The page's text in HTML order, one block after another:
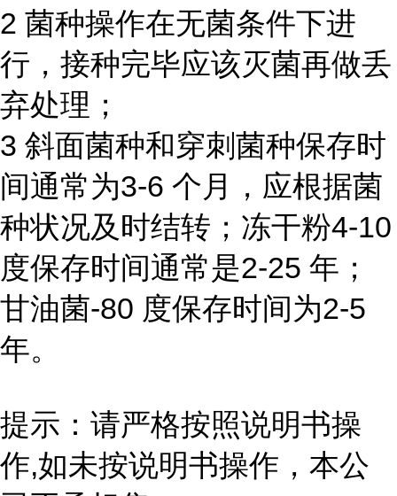
2 菌种操作在无菌条件下进
行，接种完毕应该灭菌再做丢
弃处理；
3 斜面菌种和穿刺菌种保存时
间通常为3-6 个月，应根据菌
种状况及时结转；冻干粉4-10
度保存时间通常是2-25 年；
甘油菌-80 度保存时间为2-5
年。
提示：请严格按照说明书操
作,如未按说明书操作，本公